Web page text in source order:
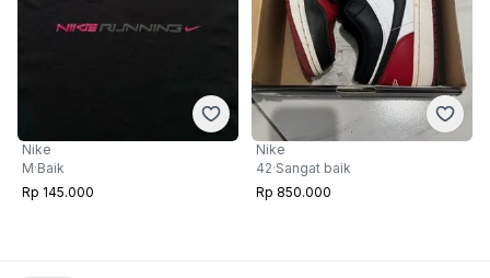
Nike
M·Baik
Rp 145.000
Nike
42·Sangat baik
Rp 850.000